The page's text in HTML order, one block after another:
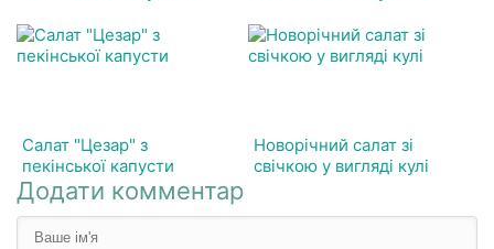
Салат "Цезар" з
пекінської капусти
Новорічний салат зі
свічкою у вигляді кулі
Додати комментар